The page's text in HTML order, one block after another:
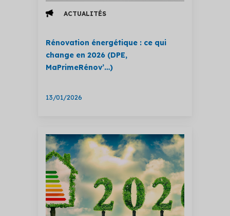
ACTUALITÉS
Rénovation énergétique : ce qui
change en 2026 (DPE,
MaPrimeRénov’…)
13/01/2026